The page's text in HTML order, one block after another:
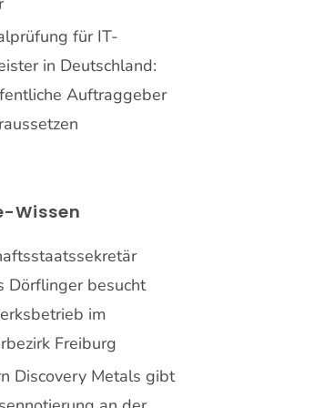
für IT-
in Deutschland:
Auftraggeber
Wissen
Dörflinger besucht
im
Freiburg
Discovery Metals gibt